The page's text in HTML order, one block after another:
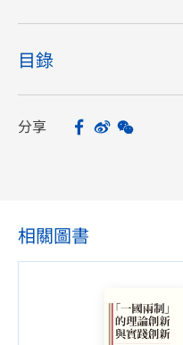
目錄
分享 Facebook
Sina Weibo
WeChat
相關圖書